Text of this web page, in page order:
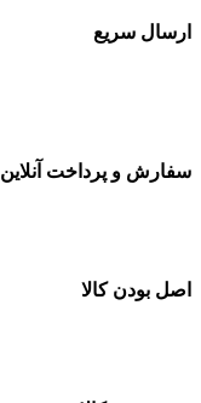
ارسال سریع
سفارش و پرداخت آنلاین
اصل بودن کالا